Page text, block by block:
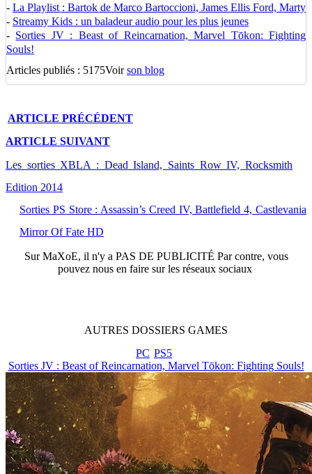
- La Playlist : Bartok de Marco Bartoccioni, James Ellis Ford, Marty
- Streamy Kids : un baladeur audio pour les plus jeunes
- Sorties JV : Beast of Reincarnation, Marvel Tōkon: Fighting
Souls!
Articles publiés : 5175Voirson blog
ARTICLE PRÉCÉDENT
ARTICLE SUIVANT
Les sorties XBLA : Dead Island, Saints Row IV, Rocksmith
Edition 2014
Sorties PS Store : Assassin’s Creed IV, Battlefield 4, Castlevania
Mirror Of Fate HD
SurMaXoE, il n'y a PAS DE PUBLICITÉ Par contre, vous
pouvez nous en faire sur les réseaux sociaux
AUTRES DOSSIERS GAMES
PC PS5
Sorties JV : Beast of Reincarnation, Marvel Tōkon: Fighting Souls!